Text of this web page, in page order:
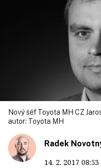
Nový šéf Toyota MH CZ
autor: Toyota MH
Radek
14. 2. 2017 08:53